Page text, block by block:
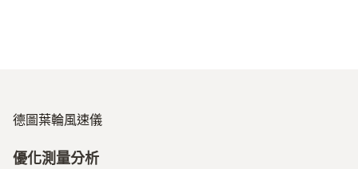
德圖葉輪風速儀
優化測量分析